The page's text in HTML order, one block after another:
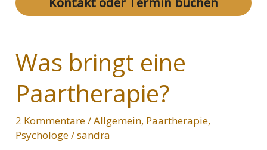
Was bringt eine
Paartherapie?
2 Kommentare/Allgemein, Paartherapie,
Psychologe/sandra